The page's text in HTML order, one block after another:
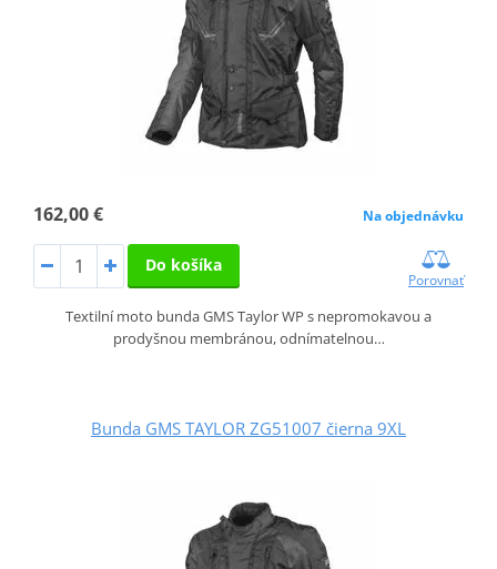
162,00 € Na objednávku
Do košíka
Porovnať
Textilní moto bunda GMS Taylor WP s nepromokavou a
prodyšnou membránou, odnímatelnou…
Bunda GMS TAYLOR ZG51007 čierna 9XL